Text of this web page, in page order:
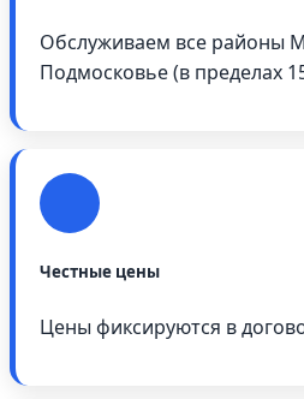
Обслуживаем все районы
Подмосковье (в пределах
Честные цены
Цены фиксируются в